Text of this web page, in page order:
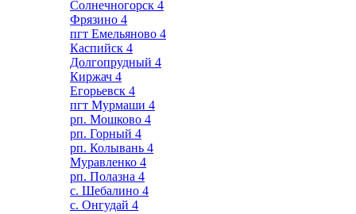
Солнечногорск 4
Фрязино 4
пгт Емельяново 4
Каспийск 4
Долгопрудный 4
Киржач 4
Егорьевск 4
пгт Мурмаши 4
рп. Мошково 4
рп. Горный 4
рп. Колывань 4
Муравленко 4
рп. Полазна 4
с. Шебалино 4
с. Онгудай 4